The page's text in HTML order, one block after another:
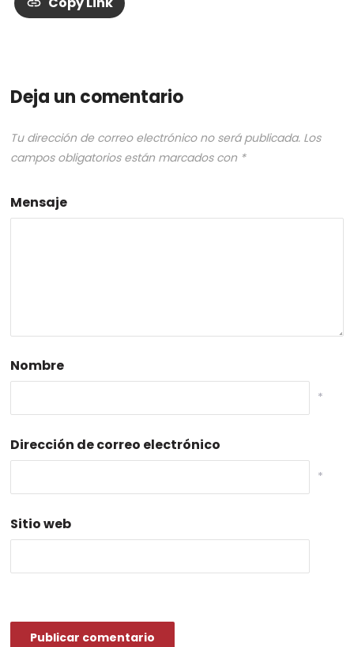
Deja un comentario
Tu dirección de correo electrónico no será publicada. Los
campos obligatorios están marcados con *
Mensaje
Nombre
*
Dirección de correo electrónico
*
Sitio web